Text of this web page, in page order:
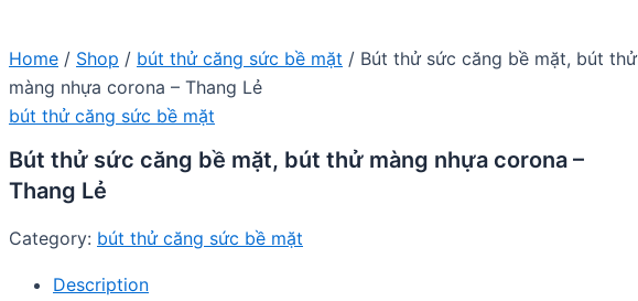
Home / Shop / bút thử căng sức bề mặt / Bút thử sức căng bề mặt, bút thử
màng nhựa corona – Thang Lẻ
bút thử căng sức bề mặt
Bút thử sức căng bề mặt, bút thử màng nhựa corona –
Thang Lẻ
Category: bút thử căng sức bề mặt
Description